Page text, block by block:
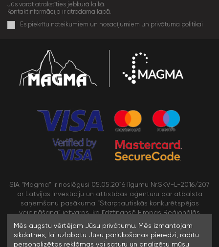
Jūs varat atrakstīties jebkurā laikā.
Kontaktinformācija ir atrodama lapā.
Es piekrītu noteikumiem un nosacījumiem un privātuma politikai
SIA “Magma” ir noslēgusi 05.05.2016 līgumu Nr.SKV-L-2016/207
ar Latvijas Investīciju un attīstības aģentūru par atbalsta
saņemšanu pasākuma “Starptautiskās konkurētspējas
veicināšana” ietvaros, ko līdzfinansē Eiropas Reģionālās
attīstības fonds
Mēs augstu vērtējam Jūsu privātumu. Mēs izmantojam
sīkdatnes, lai uzlabotu Jūsu pārlūkošanas pieredzi, rādītu
personalizētas reklāmas vai saturu un analizētu mūsu